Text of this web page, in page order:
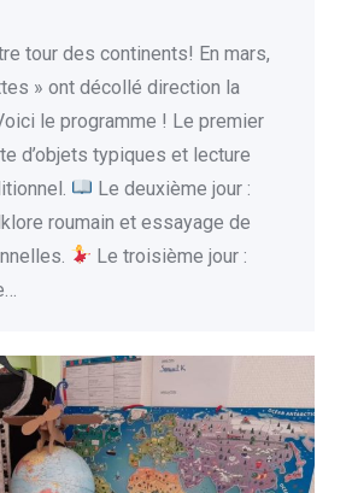
tour des continents! En mars,
» ont décollé direction la
le programme ! Le premier
d’objets typiques et lecture
Le deuxième jour :
roumain et essayage de
Le troisième jour :